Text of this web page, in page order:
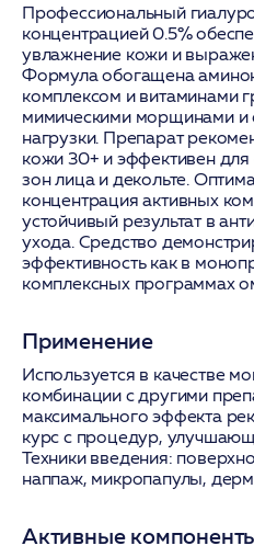
Профессиональный
концентрацией 0.5%
увлажнение кожи и
Формула обогащена
комплексом и витаминами
мимическими морщинами и
нагрузки. Препарат
кожи 30+ и эффективен
зон лица и декольте.
концентрация активных
устойчивый результат в
ухода. Средство
эффективность как в
комплексных программах
Применение
Используется в качестве
комбинации с другими
максимального эффекта
курс с процедур,
Техники введения:
наппаж, микропапулы,
Активные